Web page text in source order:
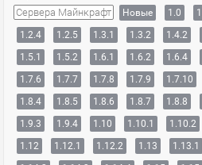
Сервера Майнкрафт Новые 1.0
1.2.4
1.2.5 1.3.1 1.3.2 1.4.2
1.5.1
1.5.2 1.6.1 1.6.2 1.6.4
1.7.6
1.7.7 1.7.8 1.7.9 1.7.10
1.8.4
1.8.5 1.8.6 1.8.7 1.8.8
1.9.3
1.9.4 1.10 1.10.1 1.10.2
1.12
1.12.1 1.12.2 1.13 1.13.1